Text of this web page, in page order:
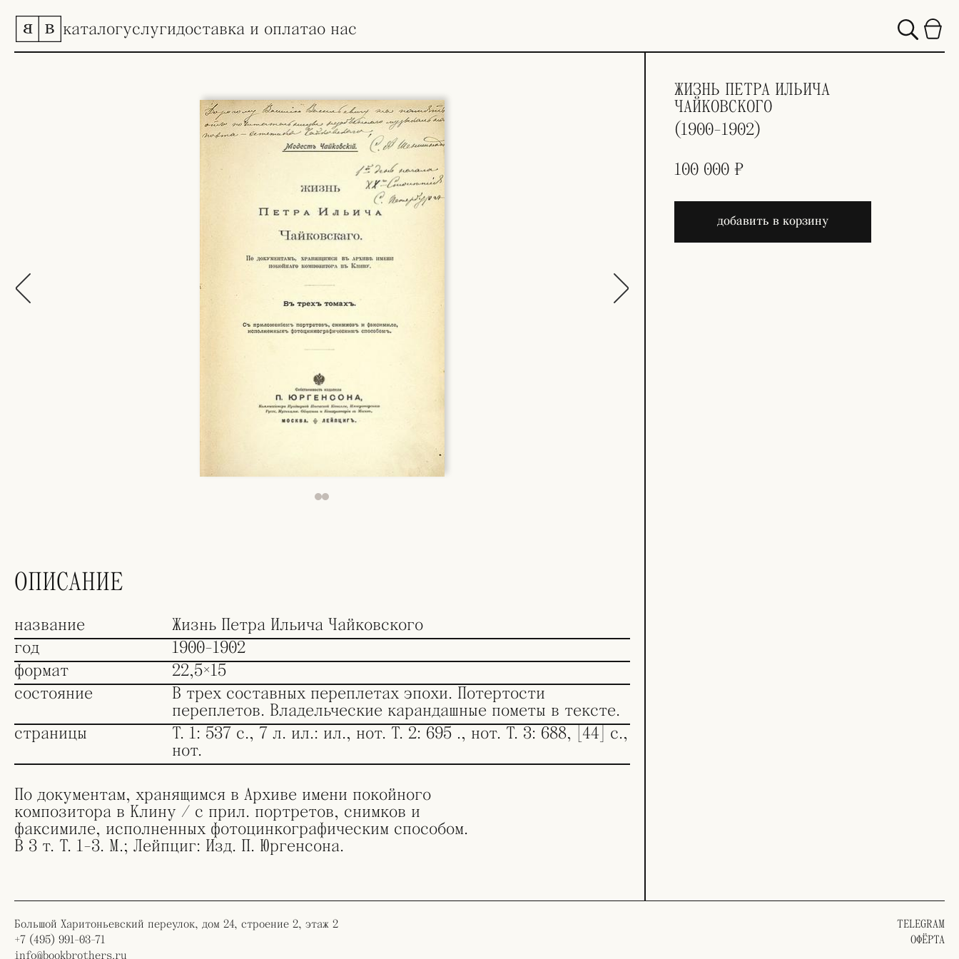
каталогуслугидоставка и оплатао нас
ОПИСАНИЕ
название
Жизнь Петра Ильича Чайковского
год
1900-1902
формат
22,5×15
состояние
В трех составных переплетах эпохи. Потертости
переплетов. Владельческие карандашные пометы в тексте.
страницы
Т. 1: 537 с., 7 л. ил.: ил., нот. Т. 2: 695 ., нот. Т. 3: 688, [44] c.,
нот.
По документам, хранящимся в Архиве имени покойного
композитора в Клину / с прил. портретов, снимков и
факсимиле, исполненных фотоцинкографическим способом.
В 3 т. Т. 1-3. М.; Лейпциг: Изд. П. Юргенсона.
ЖИЗНЬ ПЕТРА ИЛЬИЧА
ЧАЙКОВСКОГО
(1900-1902)
100 000 ₽
добавить в корзину
Большой Харитоньевский переулок, дом 24, строение 2, этаж 2
+7 (495) 991-03-71
info@bookbrothers.ru
TELEGRAM
ОФЁРТА